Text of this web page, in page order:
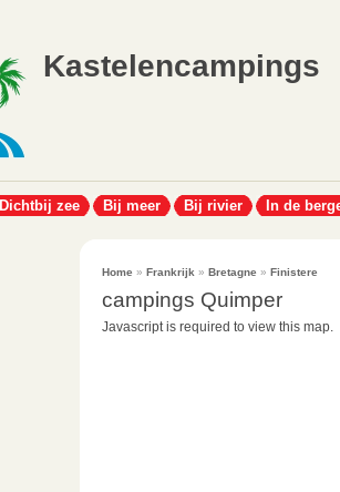
Kastelencampings
Dichtbij zee Bij meer Bij rivier In de
Home » Frankrijk » Bretagne » Finistere
campings Quimper
Javascript is required to view this map.